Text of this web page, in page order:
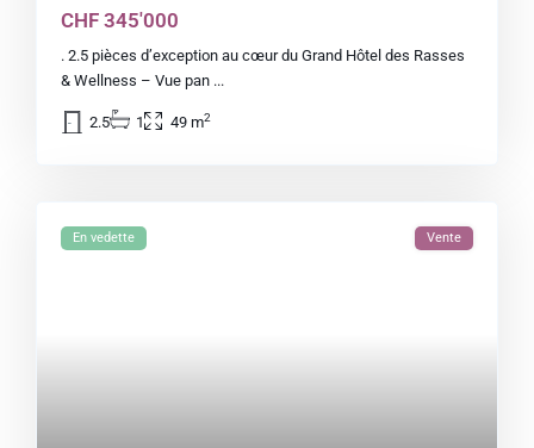
CHF 345'000
. 2.5 pièces d’exception au cœur du Grand Hôtel des Rasses
& Wellness – Vue pan ...
2.5 1 49 m2
En vedette Vente